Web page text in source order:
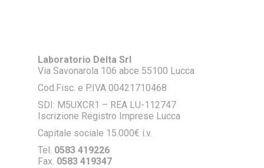
Laboratorio Delta Srl
Via Savonarola 106 abce 55100 Lucca
Cod.Fisc. e P.IVA 00421710468
SDI: M5UXCR1 – REA LU-112747
Iscrizione Registro Imprese Lucca
Capitale sociale 15.000€ i.v.
Tel. 0583 419226
Fax. 0583 419347